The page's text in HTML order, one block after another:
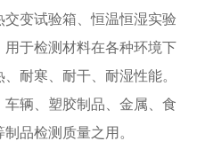
变试验箱、恒温恒湿实验
于检测材料在各种环境下
耐寒、耐干、耐湿性能。
辆、塑胶制品、金属、食
品检测质量之用。